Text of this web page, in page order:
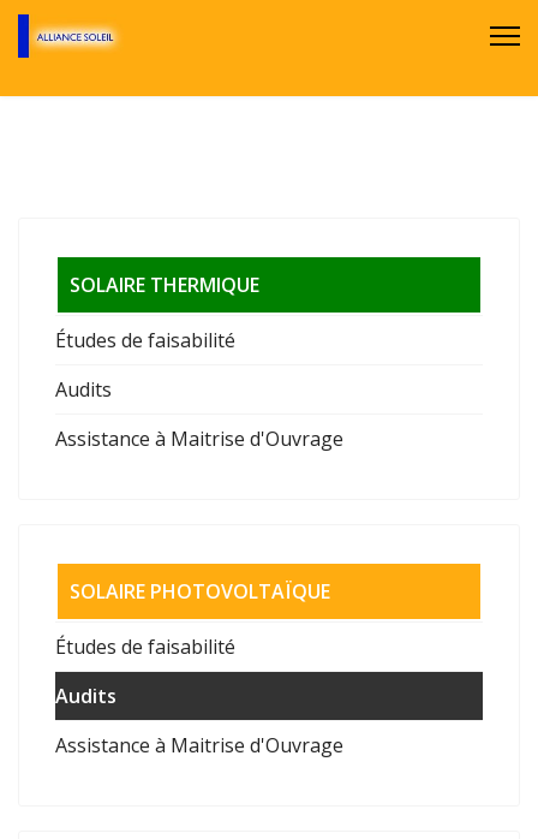
SOLAIRE THERMIQUE
Études de faisabilité
Audits
Assistance à Maitrise d'Ouvrage
SOLAIRE PHOTOVOLTAÏQUE
Études de faisabilité
Audits
Assistance à Maitrise d'Ouvrage